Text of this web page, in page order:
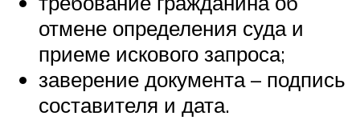
отмене определения суда и
приеме искового запроса;
заверение документа – подпись
составителя и дата.